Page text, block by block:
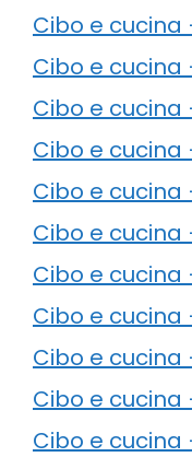
Cibo e
Cibo e
Cibo e cucina
Cibo e
Cibo e cucina
Cibo e
Cibo e cucina
Cibo e cucina
Cibo e cucina
Cibo e
Cibo e